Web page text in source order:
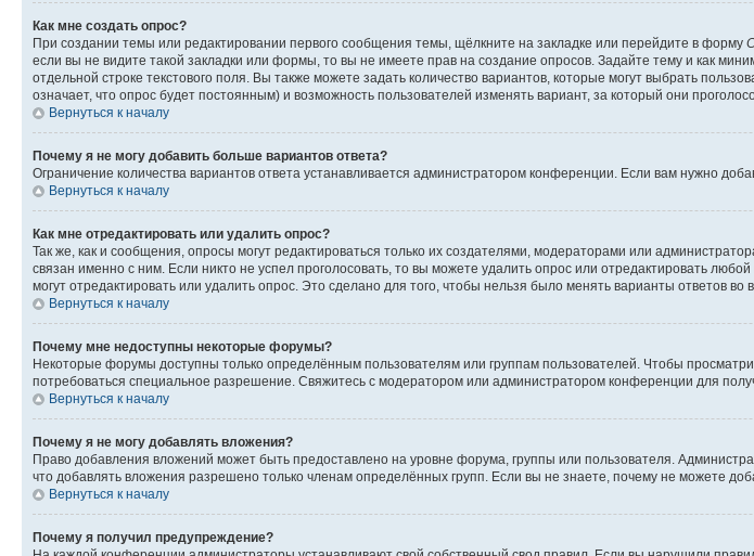
Как мне создать опрос?
При создании темы или редактировании первого сообщения темы, щёлкните на закладке или перейдите в форму
если вы не видите такой закладки или формы, то вы не имеете прав на создание опросов. Задайте тему и как
отдельной строке текстового поля. Вы также можете задать количество вариантов, которые могут выбрать
означает, что опрос будет постоянным) и возможность пользователей изменять вариант, за который они
Вернуться к началу
Почему я не могу добавить больше вариантов ответа?
Ограничение количества вариантов ответа устанавливается администратором конференции. Если вам нужно
Вернуться к началу
Как мне отредактировать или удалить опрос?
Так же, как и сообщения, опросы могут редактироваться только их создателями, модераторами или
связан именно с ним. Если никто не успел проголосовать, то вы можете удалить опрос или отредактировать
могут отредактировать или удалить опрос. Это сделано для того, чтобы нельзя было менять варианты ответов во
Вернуться к началу
Почему мне недоступны некоторые форумы?
Некоторые форумы доступны только определённым пользователям или группам пользователей. Чтобы
потребоваться специальное разрешение. Свяжитесь с модератором или администратором конференции для
Вернуться к началу
Почему я не могу добавлять вложения?
Право добавления вложений может быть предоставлено на уровне форума, группы или пользователя.
что добавлять вложения разрешено только членам определённых групп. Если вы не знаете, почему не можете
Вернуться к началу
Почему я получил предупреждение?